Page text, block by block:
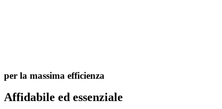
per la massima efficienza
Affidabile ed essenziale